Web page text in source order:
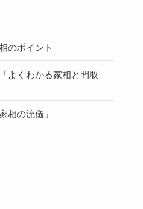
のポイント
よくわかる家相と間取
相の流儀」